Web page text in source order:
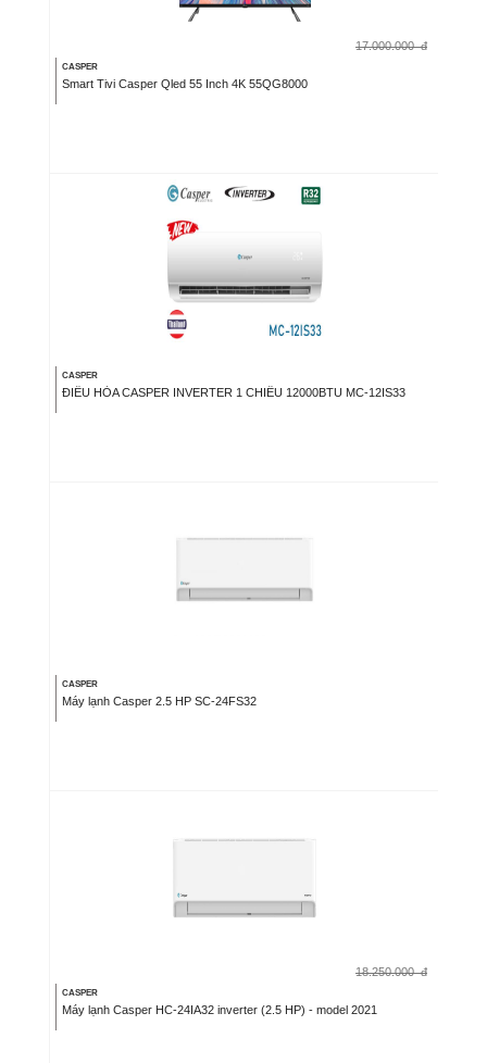
17.000.000 đ
CASPER
Smart Tivi Casper Qled 55 Inch 4K 55QG8000
CASPER
ĐIỀU HÒA CASPER INVERTER 1 CHIỀU 12000BTU MC-12IS33
CASPER
Máy lạnh Casper 2.5 HP SC-24FS32
18.250.000 đ
CASPER
Máy lạnh Casper HC-24IA32 inverter (2.5 HP) - model 2021